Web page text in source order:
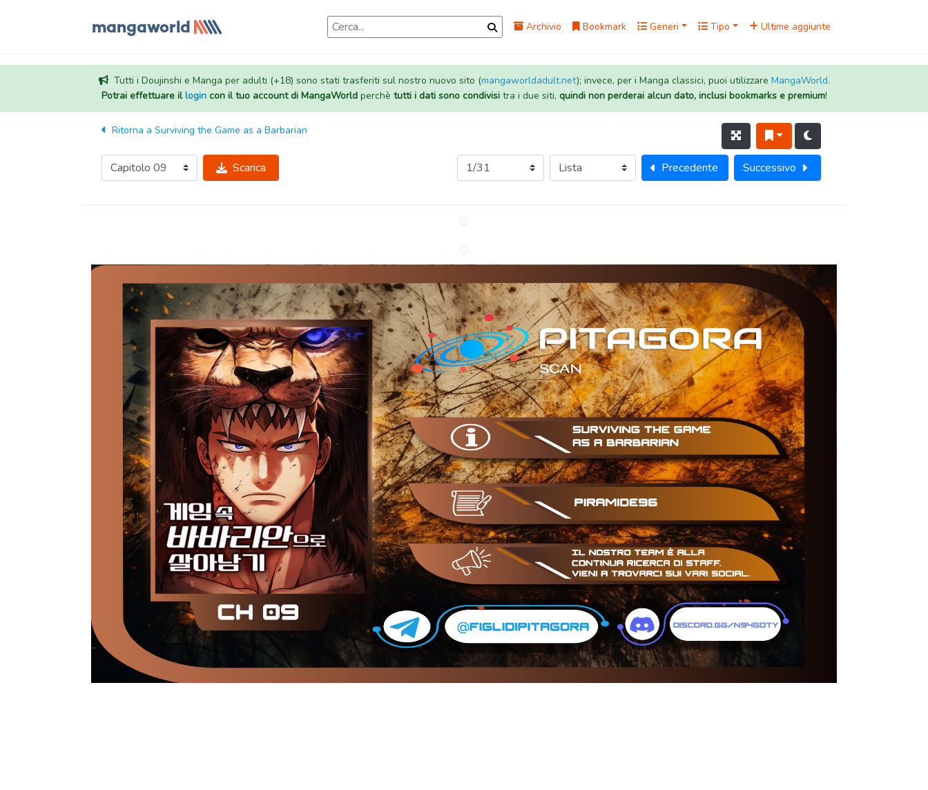
Archivio Bookmark Generi Tipo Ultime aggiunte
Tutti i Doujinshi e Manga per adulti (+18) sono stati trasferiti sul nostro nuovo sito (mangaworldadult.net); invece, per i Manga classici, puoi utilizzare MangaWorld.
Potrai effettuare illogincon il tuo account di MangaWorldperchè tutti i dati sono condivisitra i due siti, quindi non perderai alcun dato, inclusi bookmarks e premium!
Ritorna a Surviving the Game as a Barbarian
Scarica Precedente Successivo